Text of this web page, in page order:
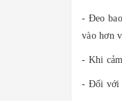
- Đeo
vào hơn
- Khi
- Đối với